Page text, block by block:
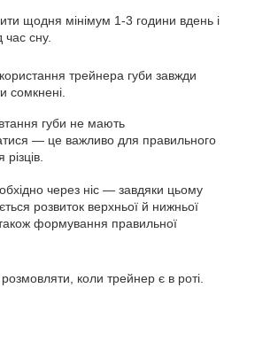
щодня мінімум 1-3 години вдень і
час сну.
трейнера губи завжди
сомкнені.
губи не мають
— це важливо для правильного
через ніс — завдяки цьому
розвиток верхньої й нижньої
формування правильної
коли трейнер є в роті.